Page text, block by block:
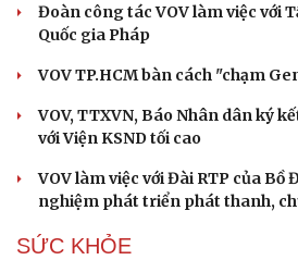
Đoàn công tác VOV làm việc với
Quốc gia Pháp
VOV TP.HCM bàn cách "chạm
VOV, TTXVN, Báo Nhân dân ký
với Viện KSND tối cao
VOV làm việc với Đài RTP của Bồ
nghiệm phát triển phát thanh,
SỨC KHỎE